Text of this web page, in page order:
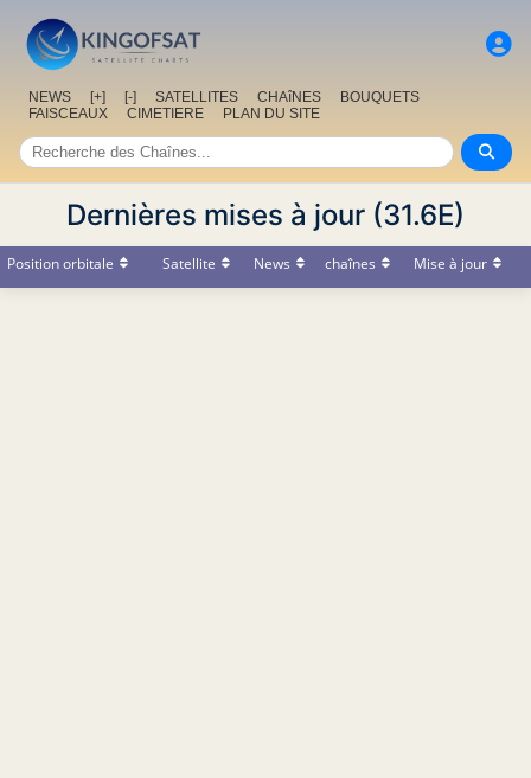
NEWS [+] [-] SATELLITES CHAîNES
BOUQUETS
FAISCEAUX
CIMETIERE PLAN DU SITE
Dernières mises à jour (31.6E)
Position orbitale Satellite News chaînes Mise à jour